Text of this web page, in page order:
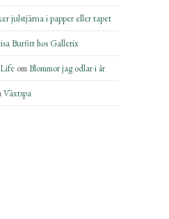
julstjärna i papper eller tapet
Burfitt hos Gallerix
omBlommor jag odlar i år
Växtspa